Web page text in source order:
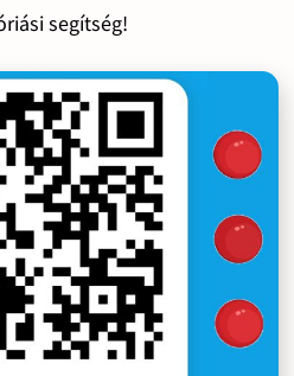
segítség!